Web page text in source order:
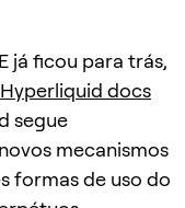
já ficou para trás,
Hyperliquid docs
segue
mecanismos
formas de uso do